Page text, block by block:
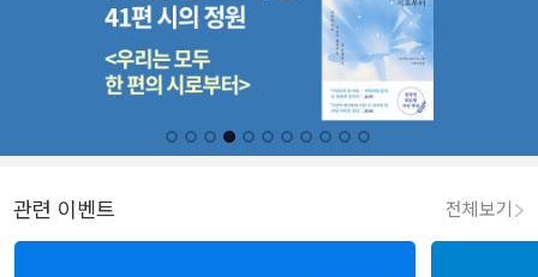
관련 이벤트 전체보기